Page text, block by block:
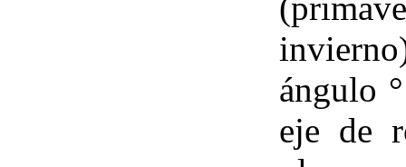
ángulo
eje de